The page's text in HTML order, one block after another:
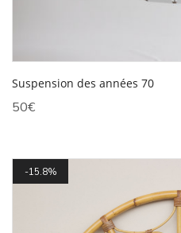
Suspension des années 70
50€
15.8%